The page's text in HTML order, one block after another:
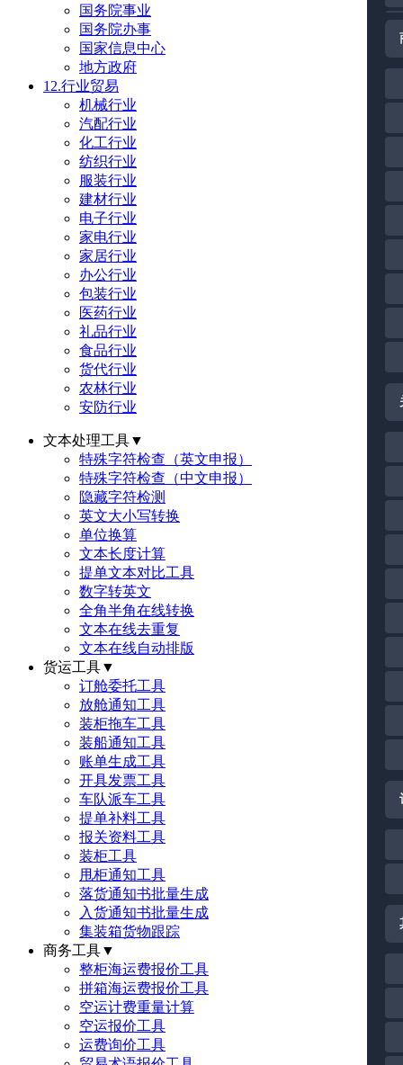
国务院事业
国务院办事
国家信息中心
地方政府
12.行业贸易
机械行业
汽配行业
化工行业
纺织行业
服装行业
建材行业
电子行业
家电行业
家居行业
办公行业
包装行业
医药行业
礼品行业
食品行业
货代行业
农林行业
安防行业
文本处理工具▼
特殊字符检查（英文申报）
特殊字符检查（中文申报）
隐藏字符检测
英文大小写转换
单位换算
文本长度计算
提单文本对比工具
数字转英文
全角半角在线转换
文本在线去重复
文本在线自动排版
货运工具▼
订舱委托工具
放舱通知工具
装柜拖车工具
装船通知工具
账单生成工具
开具发票工具
车队派车工具
提单补料工具
报关资料工具
装柜工具
甩柜通知工具
落货通知书批量生成
入货通知书批量生成
集装箱货物跟踪
商务工具▼
整柜海运费报价工具
拼箱海运费报价工具
空运计费重量计算
空运报价工具
运费询价工具